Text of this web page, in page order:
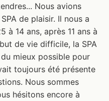
Nous avions
de plaisir. Il nous a
à 14 ans, après 11 ans à
de vie difficile, la SPA
mieux possible pour
toujours été présente
Nous sommes
hésitons encore à